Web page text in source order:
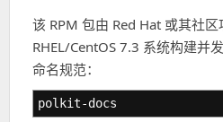
该 RPM 包由 Red Hat 或其社
RHEL/CentOS 7.3 系统构建并
命名规范：
polkit-docs